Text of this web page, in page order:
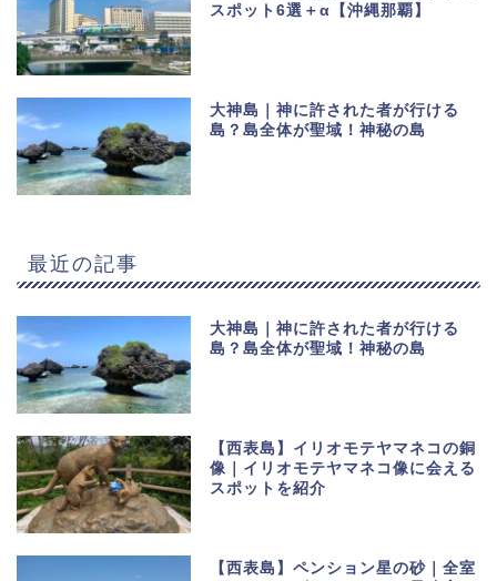
スポット6選＋α【沖縄那覇】
大神島｜神に許された者が行ける
島？島全体が聖域！神秘の島
最近の記事
大神島｜神に許された者が行ける
島？島全体が聖域！神秘の島
【西表島】イリオモテヤマネコの銅
像｜イリオモテヤマネコ像に会える
スポットを紹介
【西表島】ペンション星の砂｜全室